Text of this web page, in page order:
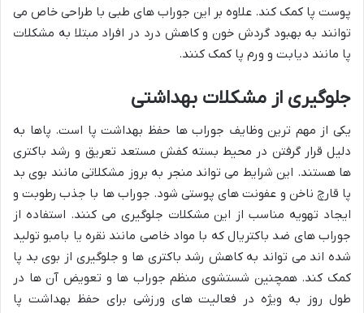
پوست پا کمک کند. علاوه بر این جوراب های طبی با طراحی خاص می
توانند به بهبود گردش خون و کاهش درد در افراد مبتلا به مشکلات
پا مانند دیابت و ورم پا کمک کنند.
جلوگیری از مشکلات بهداشتی
یکی از مهم ترین وظایف جوراب ها حفظ بهداشت پا است. پاها به
دلیل قرار گرفتن در محیط بسته کفش مستعد تعریق و رشد باکتری
ها هستند. این شرایط می تواند منجر به بروز مشکلاتی مانند بوی بد
پا قارچ ناخن و عفونت های پوستی شود. جوراب ها با جذب رطوبت و
ایجاد تهویه مناسب از این مشکلات جلوگیری می کنند. استفاده از
جوراب های ضد باکتریال که با مواد خاصی مانند نقره یا بامبو تولید
شده اند می تواند به کاهش رشد باکتری ها و جلوگیری از بوی بد پا
کمک کند. همچنین شستشوی منظم جوراب ها و تعویض آن ها در
طول روز به ویژه در فعالیت های ورزشی برای حفظ بهداشت پا